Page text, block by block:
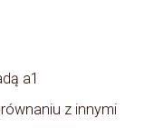
a1
z innymi